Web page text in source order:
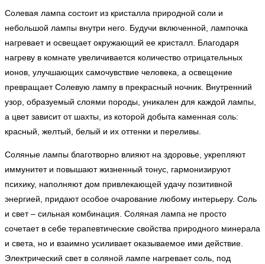
Солевая лампа состоит из кристалла природной соли и
небольшой лампы внутри него. Будучи включенной, лампочка
нагревает и освещает окружающий ее кристалл. Благодаря
нагреву в комнате увеличивается количество отрицательных
ионов, улучшающих самочувствие человека, а освещение
превращает Солевую лампу в прекрасный ночник. Внутренний
узор, образуемый слоями породы, уникален для каждой лампы,
а цвет зависит от шахты, из которой добыта каменная соль:
красный, желтый, белый и их оттенки и переливы.
Соляные лампы благотворно влияют на здоровье, укрепляют
иммунитет и повышают жизненный тонус, гармонизируют
психику, наполняют дом привлекающей удачу позитивной
энергией, придают особое очарование любому интерьеру. Соль
и свет – сильная комбинация. Соляная лампа не просто
сочетает в себе терапевтические свойства природного минерала
и света, но и взаимно усиливает оказываемое ими действие.
Электрический свет в соляной лампе нагревает соль, под